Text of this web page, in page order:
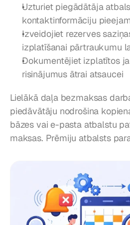
Uzturiet piegādātāja
kontaktinformāciju
Izveidojiet rezerves
izplatīšanai pārtraukumu
Dokumentējiet izplatītos
risinājumus ātrai atsaucei
Lielākā daļa bezmaksas
piedāvātāju nodrošina
bāzes vai e-pasta atbalstu
maksas. Prēmiju atbalsts